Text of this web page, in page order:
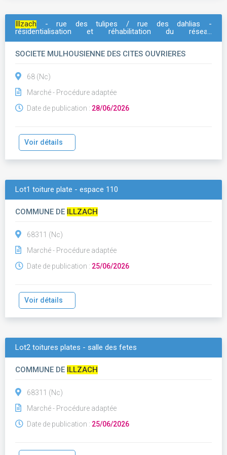
Illzach - rue des tulipes / rue des dahlias -
résidentialisation et réhabilitation du réseau
SOCIETE MULHOUSIENNE DES CITES OUVRIERES
68 (Nc)
Marché - Procédure adaptée
Date de publication : 28/06/2026
Voir détails
Lot1 toiture plate - espace 110
COMMUNE DE ILLZACH
68311 (Nc)
Marché - Procédure adaptée
Date de publication : 25/06/2026
Voir détails
Lot2 toitures plates - salle des fetes
COMMUNE DE ILLZACH
68311 (Nc)
Marché - Procédure adaptée
Date de publication : 25/06/2026